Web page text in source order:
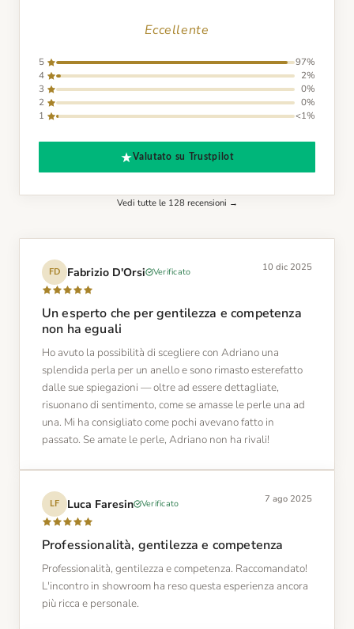
Eccellente
5
97%
4
2%
3
0%
2
0%
1
<1%
Valutato su Trustpilot
Vedi tutte le 128 recensioni →
FD Fabrizio D'Orsi Verificato 10 dic 2025
Un esperto che per gentilezza e competenza
non ha eguali
Ho avuto la possibilità di scegliere con Adriano una
splendida perla per un anello e sono rimasto esterefatto
dalle sue spiegazioni — oltre ad essere dettagliate,
risuonano di sentimento, come se amasse le perle una ad
una. Mi ha consigliato come pochi avevano fatto in
passato. Se amate le perle, Adriano non ha rivali!
LF Luca Faresin Verificato 7 ago 2025
Professionalità, gentilezza e competenza
Professionalità, gentilezza e competenza. Raccomandato!
L'incontro in showroom ha reso questa esperienza ancora
più ricca e personale.